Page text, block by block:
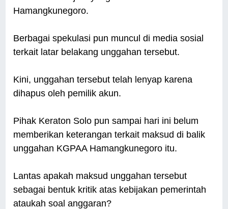
Hamangkunegoro.
Berbagai spekulasi pun muncul di media sosial
terkait latar belakang unggahan tersebut.
Kini, unggahan tersebut telah lenyap karena
dihapus oleh pemilik akun.
Pihak Keraton Solo pun sampai hari ini belum
memberikan keterangan terkait maksud di balik
unggahan KGPAA Hamangkunegoro itu.
Lantas apakah maksud unggahan tersebut
sebagai bentuk kritik atas kebijakan pemerintah
ataukah soal anggaran?